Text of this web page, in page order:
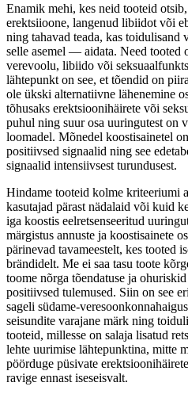
Enamik mehi, kes neid tooteid
erektsiioone, langenud libiidot või
ning tahavad teada, kas
selle asemel — aidata. Need tooted
verevoolu, libiido või
lähtepunkt on see, et tõendid on
ole ükski alternatiivne lähenemine
tõhusaks erektsioonihäirete või
puhul ning suur osa uuringutest on
loomadel. Mõnedel koostisainetel
positiivsed signaalid ning see
signaalid intensiivsest turundusest.
Hindame tooteid kolme kriteeriumi
kasutajad pärast nädalaid või kuid
iga koostis eelretsenseeritud
märgistus annuste ja koostisainete
pärinevad tavameestelt, kes tooted
brändidelt. Me ei saa tasu toote
toome nõrga tõendatuse ja
positiivsed tulemused. Siin on see
sageli südame-
seisundite varajane märk ning
tooteid, millesse on salaja lisatud
lehte uurimise lähtepunktina, mitte
pöörduge püsivate
ravige ennast iseseisvalt.